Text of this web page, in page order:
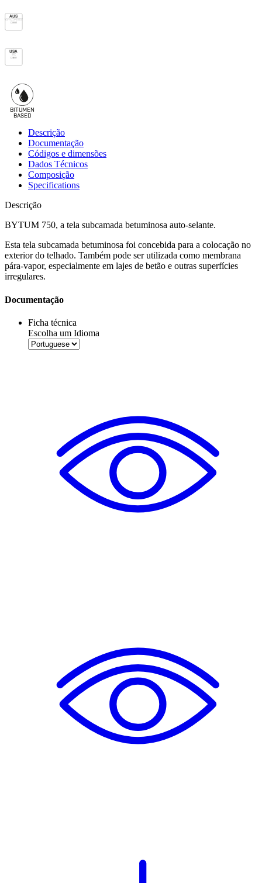
AUS
AS/NZS 4200.1
Class 2
USA
IRC
Class 1
BITUMEN
BASED
Descrição
Documentação
Códigos e dimensões
Dados Técnicos
Composição
Specifications
Descrição
BYTUM 750, a tela subcamada betuminosa auto-selante.
Esta tela subcamada betuminosa foi concebida para a colocação no
exterior do telhado. Também pode ser utilizada como membrana
pára-vapor, especialmente em lajes de betão e outras superfícies
irregulares.
Documentação
Ficha técnica
Escolha um Idioma